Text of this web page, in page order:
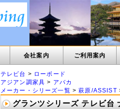
会社案内 ご利用案内
テレビ台 > ローボード
アジアン調家具 > アバカ
メーカー・シリーズ一覧 >萩原/ASSIST
グランツシリーズ テレビ